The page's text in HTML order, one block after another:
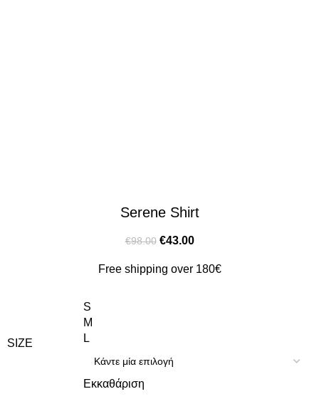
Serene Shirt
€98.00 €43.00
Free shipping over 180€
SIZE
S
M
L
Εκκαθάριση